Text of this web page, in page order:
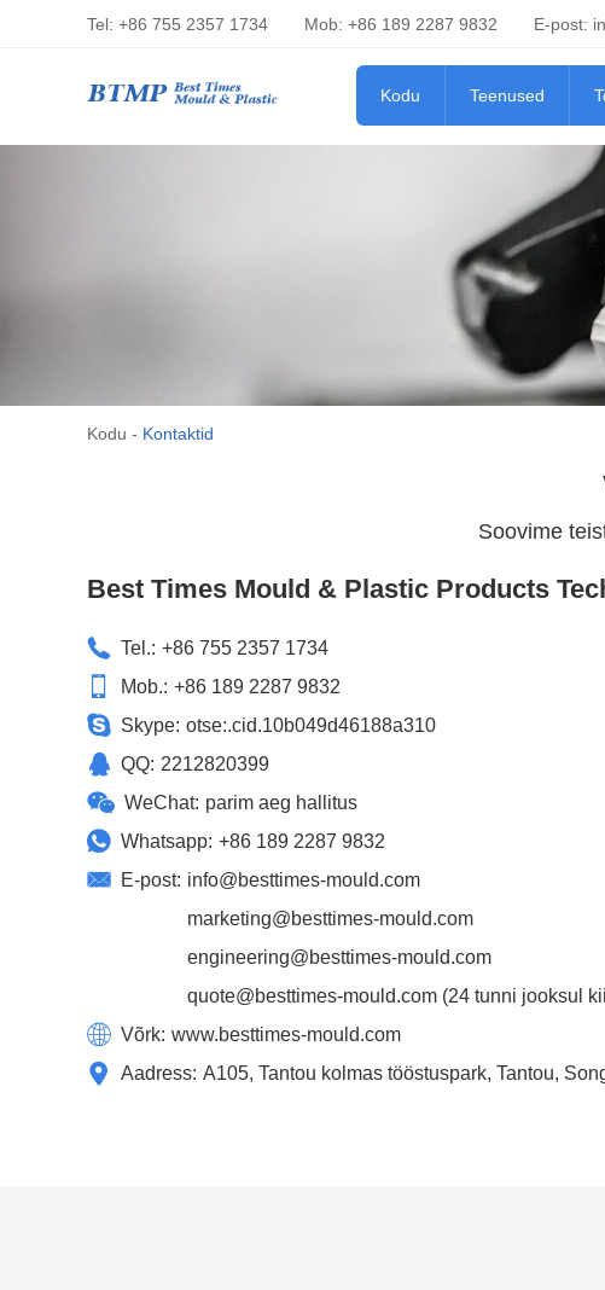
Tel: +86 755 2357 1734 Mob: +86 189 2287 9832 E-post:
Kodu Teenused
Kodu - Kontaktid
Soovime
Best Times Mould & Plastic Products
Tel.: +86 755 2357 1734
Mob.: +86 189 2287 9832
Skype: otse:.cid.10b049d46188a310
QQ: 2212820399
WeChat: parim aeg hallitus
Whatsapp: +86 189 2287 9832
E-post: info@besttimes-mould.com
marketing@besttimes-mould.com
engineering@besttimes-mould.com
quote@besttimes-mould.com (24 tunni jooksul
Võrk: www.besttimes-mould.com
Aadress: A105, Tantou kolmas tööstuspark, Tantou,